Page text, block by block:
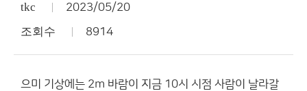
tkc 2023/05/20
조회수 8914
으미 기상에는 2m 바람이 지금 10시 시점 사람이 날라갈